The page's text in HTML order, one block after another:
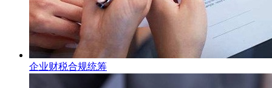
企业财税合规统筹